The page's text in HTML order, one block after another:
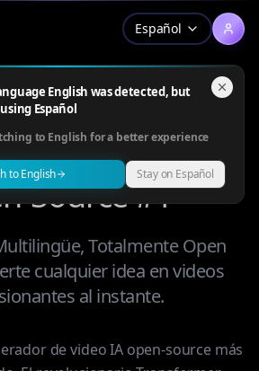
Español
English was detected, but
Español
to English for a better experience
to English Stay on Español
1.0 — El
de Video IA
Source #1
Totalmente Open
cualquier idea en videos
al instante.
de video IA open-source más